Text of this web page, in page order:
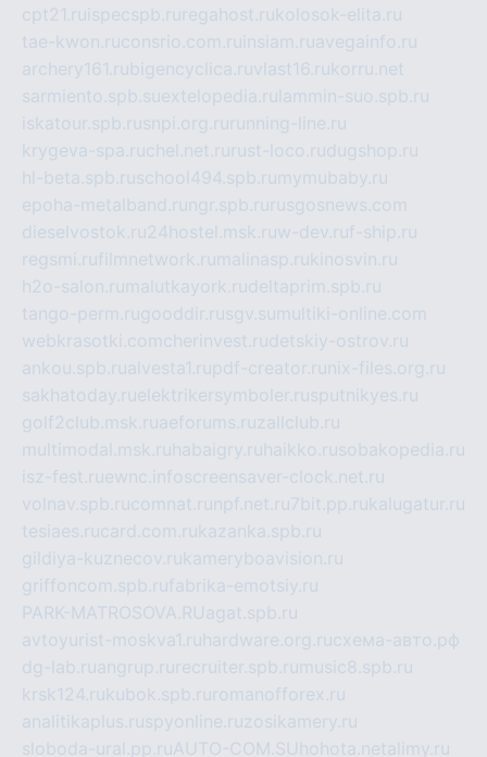
cpt21.ru ispecspb.ru regahost.rukolosok-elita.ru
tae-kwon.ruconsrio.com.ru insiam.ruavegainfo.ru
archery161.rubigencyclica.ruvlast16.rukorru.net
sarmiento.spb.suextelopedia.ru lammin-suo.spb.ru
iskatour.spb.rusnpi.org.ru running-line.ru
krygeva-spa.ruchel.net.ru rust-loco.rudugshop.ru
hl-beta.spb.ruschool494.spb.ru mymubaby.ru
epoha-metalband.ru ngr.spb.ru rusgosnews.com
dieselvostok.ru24hostel.msk.ruw-dev.ruf-ship.ru
regsmi.rufilmnetwork.ru malinasp.rukinosvin.ru
h2o-salon.ru malutkayork.rudeltaprim.spb.ru
tango-perm.rugooddir.rusgv.su multiki-online.com
webkrasotki.comcherinvest.rudetskiy-ostrov.ru
ankou.spb.rualvesta1.rupdf-creator.ru nix-files.org.ru
sakhatoday.ruelektrikersymboler.rusputnikyes.ru
golf2club.msk.ruaeforums.ruzallclub.ru
multimodal.msk.ru habaigry.ru haikko.rusobakopedia.ru
isz-fest.ruewnc.infoscreensaver-clock.net.ru
volnav.spb.rucomnat.ru npf.net.ru7bit.pp.rukalugatur.ru
tesiaes.rucard.com.rukazanka.spb.ru
gildiya-kuznecov.rukameryboavision.ru
griffoncom.spb.rufabrika-emotsiy.ru
PARK-MATROSOVA.RUagat.spb.ru
avtoyurist-moskva1.ru hardware.org.ruсхема-авто.рф
dg-lab.ruangrup.ru recruiter.spb.ru music8.spb.ru
krsk124.rukubok.spb.ru romanofforex.ru
analitikaplus.ruspyonline.ruzosikamery.ru
sloboda-ural.pp.ruAUTO-COM.SU hohota.netalimy.ru